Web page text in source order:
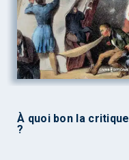
À quoi bon la critique
?